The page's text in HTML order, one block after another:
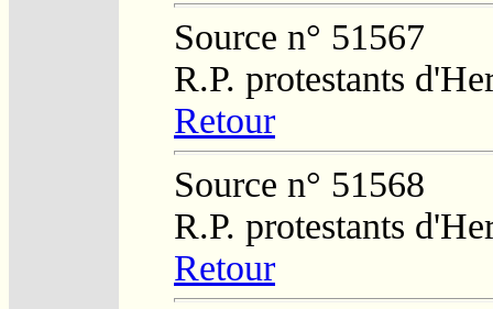
Source n° 51567
R.P. protestants
Retour
Source n° 51568
R.P. protestants
Retour